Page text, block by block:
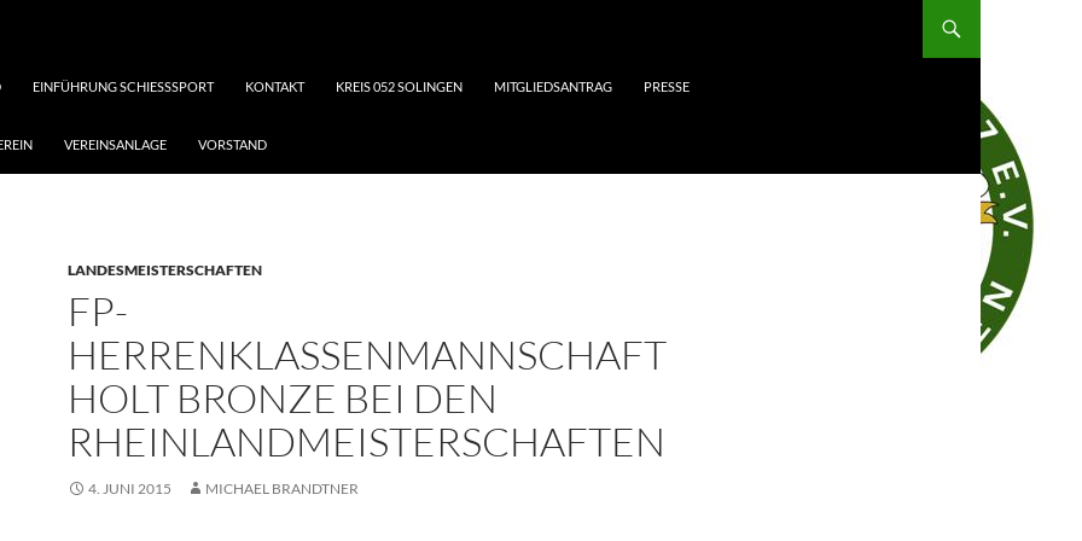
EINFÜHRUNG SCHIESSSPORT KONTAKT KREIS 052 SOLINGEN MITGLIEDSANTRAG PRESSE
VEREINSANLAGE VORSTAND
LANDESMEISTERSCHAFTEN
FP-
HERRENKLASSENMANNSCHAFT
HOLT BRONZE BEI DEN
RHEINLANDMEISTERSCHAFTEN
4. JUNI 2015 MICHAEL BRANDTNER